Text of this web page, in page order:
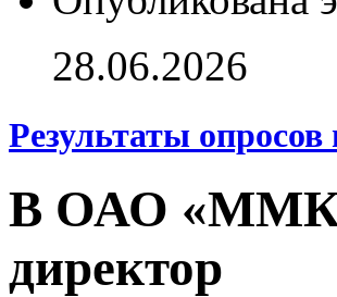
28.06.2026
Результаты
В ОАО «ММК-
директор